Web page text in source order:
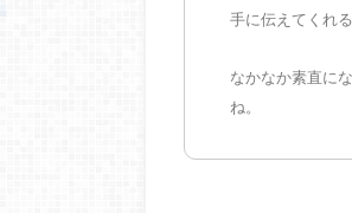
手に伝えてくれ
なかなか素直に
ね。